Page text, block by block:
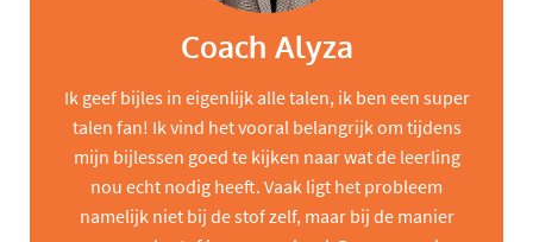
Coach Alyza
Ik geef bijles in eigenlijk alle talen, ik ben een super
talen fan! Ik vind het vooral belangrijk om tijdens
mijn bijlessen goed te kijken naar wat de leerling
nou echt nodig heeft. Vaak ligt het probleem
namelijk niet bij de stof zelf, maar bij de manier